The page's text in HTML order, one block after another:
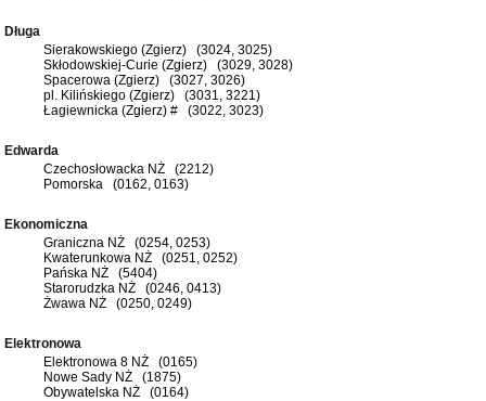
Długa
Sierakowskiego (Zgierz) (3024, 3025)
Skłodowskiej-Curie (Zgierz) (3029, 3028)
Spacerowa (Zgierz) (3027, 3026)
pl. Kilińskiego (Zgierz) (3031, 3221)
Łagiewnicka (Zgierz) # (3022, 3023)
Edwarda
Czechosłowacka NŻ (2212)
Pomorska (0162, 0163)
Ekonomiczna
Graniczna NŻ (0254, 0253)
Kwaterunkowa NŻ (0251, 0252)
Pańska NŻ (5404)
Starorudzka NŻ (0246, 0413)
Żwawa NŻ (0250, 0249)
Elektronowa
Elektronowa 8 NŻ (0165)
Nowe Sady NŻ (1875)
Obywatelska NŻ (0164)